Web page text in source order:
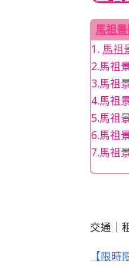
馬祖
1. 馬祖
2.馬祖
3.馬祖
4.馬祖
5.馬祖
6.馬祖
7.馬祖
交通｜
【限